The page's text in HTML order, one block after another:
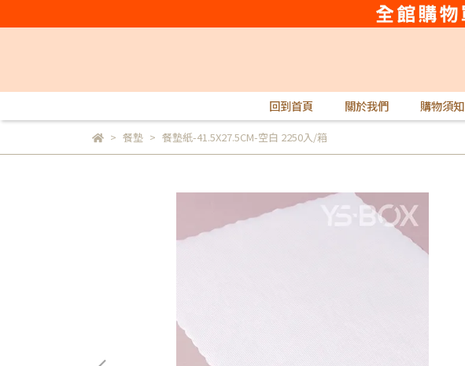
回到首頁 關於我們 購物須知
餐墊 餐墊紙-41.5X27.5CM-空白 2250入/箱